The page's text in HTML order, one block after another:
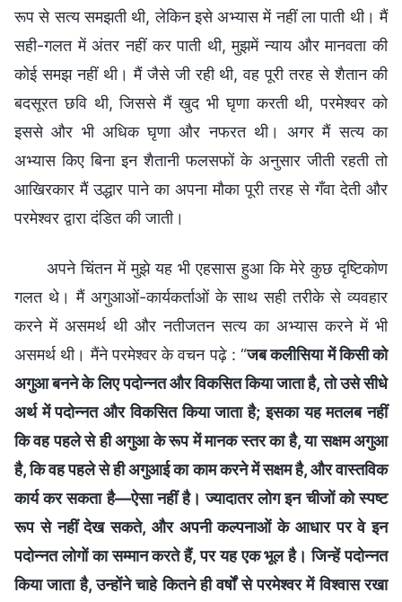
रूप से सत्य समझती थी, लेकिन इसे अभ्यास में नहीं ला पाती थी। मैं
सही-गलत में अंतर नहीं कर पाती थी, मुझमें न्याय और मानवता की
कोई समझ नहीं थी। मैं जैसे जी रही थी, वह पूरी तरह से शैतान की
बदसूरत छवि थी, जिससे मैं खुद भी घृणा करती थी, परमेश्वर को
इससे और भी अधिक घृणा और नफरत थी। अगर मैं सत्य का
अभ्यास किए बिना इन शैतानी फलसफों के अनुसार जीती रहती तो
आखिरकार मैं उद्धार पाने का अपना मौका पूरी तरह से गँवा देती और
परमेश्वर द्वारा दंडित की जाती।
अपने चिंतन में मुझे यह भी एहसास हुआ कि मेरे कुछ दृष्टिकोण
गलत थे। मैं अगुआओं-कार्यकर्ताओं के साथ सही तरीके से व्यवहार
करने में असमर्थ थी और नतीजतन सत्य का अभ्यास करने में भी
असमर्थ थी। मैंने परमेश्वर के वचन पढ़े : “जब कलीसिया में किसी को
अगुआ बनने के लिए पदोन्नत और विकसित किया जाता है, तो उसे सीधे
अर्थ में पदोन्नत और विकसित किया जाता है; इसका यह मतलब नहीं
कि वह पहले से ही अगुआ के रूप में मानक स्तर का है, या सक्षम अगुआ
है, कि वह पहले से ही अगुआई का काम करने में सक्षम है, और वास्तविक
कार्य कर सकता है—ऐसा नहीं है। ज्यादातर लोग इन चीजों को स्पष्ट
रूप से नहीं देख सकते, और अपनी कल्पनाओं के आधार पर वे इन
पदोन्नत लोगों का सम्मान करते हैं, पर यह एक भूल है। जिन्हें पदोन्नत
किया जाता है, उन्होंने चाहे कितने ही वर्षों से परमेश्वर में विश्वास रखा